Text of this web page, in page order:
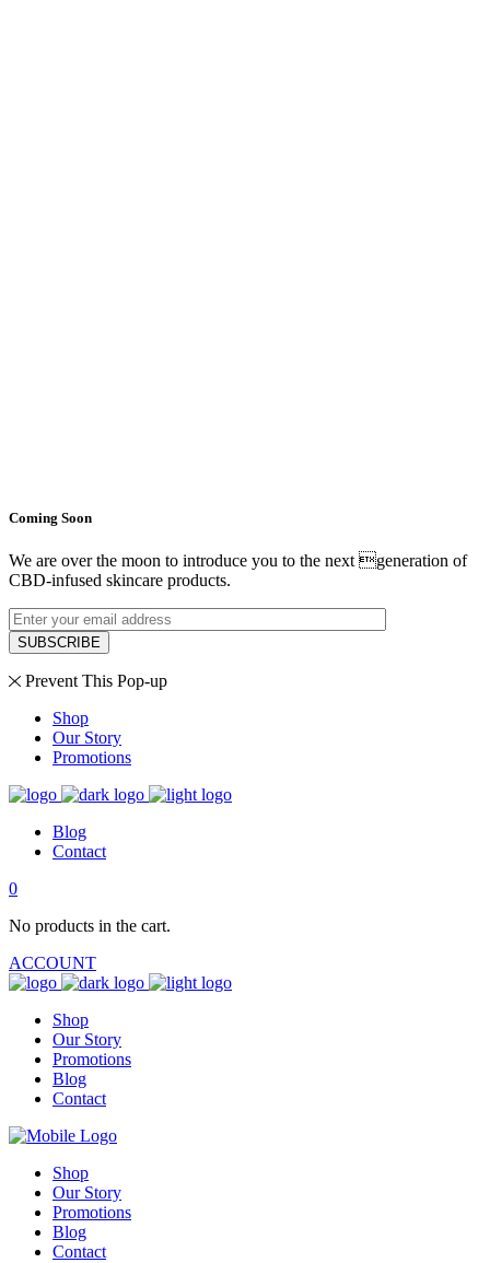
Coming Soon
We are over the moon to introduce you to the next generation of
CBD-infused skincare products.
SUBSCRIBE
Prevent This Pop-up
Shop
Our Story
Promotions
Blog
Contact
0
No products in the cart.
ACCOUNT
Shop
Our Story
Promotions
Blog
Contact
Shop
Our Story
Promotions
Blog
Contact